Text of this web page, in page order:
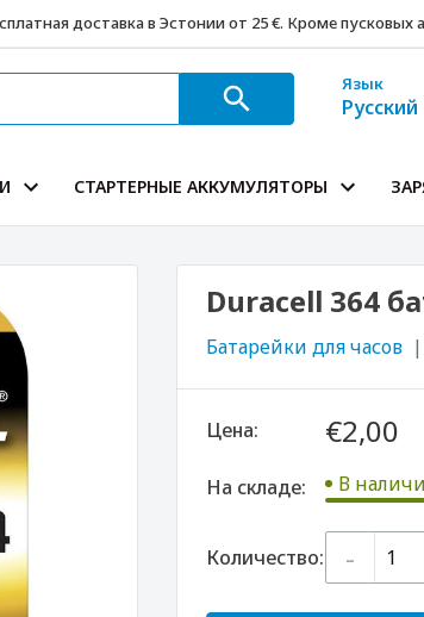
доставка в Эстонии от 25 €. Кроме пусковых
Язык
Русский
СТАРТЕРНЫЕ АККУМУЛЯТОРЫ
Duracell 364
Батарейки для часов
Цена: €2,00
На складе: В
Количество: -